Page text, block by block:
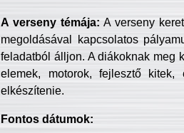
A verseny témája: A verseny
megoldásával kapcsolatos
feladatból álljon. A diákoknak meg
elemek, motorok, fejlesztő kitek,
elkészítenie.
Fontos dátumok: